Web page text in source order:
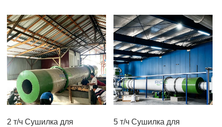
2 т/ч Сушилка для
5 т/ч Сушилка для